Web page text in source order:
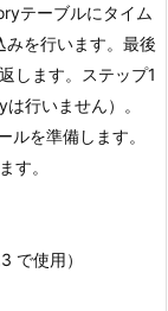
テーブルにタイム
みを行います。最後
します。ステップ1
行いません）。
を準備します。
す。
で使用）